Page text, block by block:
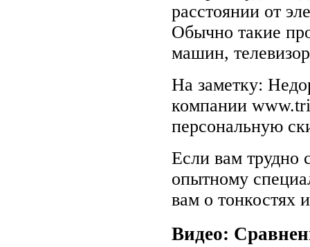
расстоянии от
Обычно такие
машин,
На заметку:
компании
персональную
Если вам трудно
опытному
вам о тонкостях
Видео: